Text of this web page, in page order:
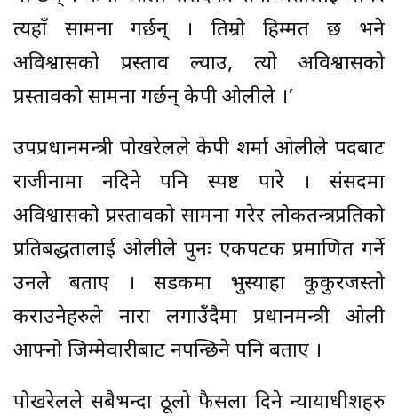
त्यहाँ सामना गर्छन् । तिम्रो हिम्मत छ भने
अविश्वासको प्रस्ताव ल्याउ, त्यो अविश्वासको
प्रस्तावको सामना गर्छन् केपी ओलीले ।’
उपप्रधानमन्त्री पोखरेलले केपी शर्मा ओलीले पदबाट
राजीनामा नदिने पनि स्पष्ट पारे । संसदमा
अविश्वासको प्रस्तावको सामना गरेर लोकतन्त्रप्रतिको
प्रतिबद्धतालाई ओलीले पुनः एकपटक प्रमाणित गर्ने
उनले बताए । सडकमा भुस्याहा कुकुरजस्तो
कराउनेहरुले नारा लगाउँदैमा प्रधानमन्त्री ओली
आफ्नो जिम्मेवारीबाट नपन्छिने पनि बताए ।
पोखरेलले सबैभन्दा ठूलो फैसला दिने न्यायाधीशहरु